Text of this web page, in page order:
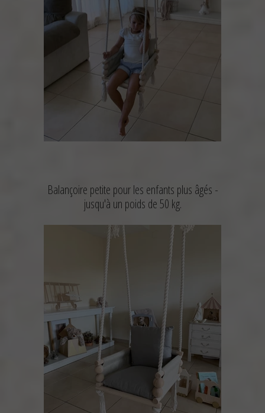
Balançoire petite pour les enfants plus âgés -
jusqu'à un poids de 50 kg.